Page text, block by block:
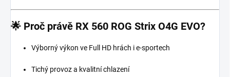
🌟 Proč právě RX 560 ROG Strix O4G EVO?
Výborný výkon ve Full HD hrách i e-sportech
Tichý provoz a kvalitní chlazení